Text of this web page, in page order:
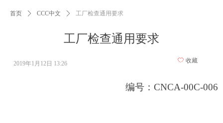
工厂检查通用要求
首页 ꄲ CCC中文 ꄲ 工厂检查通用要求
编号：CNCA-00C-006
2019年1月12日 13:26 ꄀ 收藏